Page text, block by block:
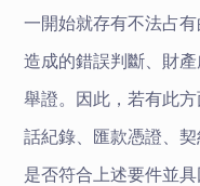
一開始就存有不法占
造成的錯誤判斷、財
舉證。因此，若有此
話紀錄、匯款憑證、
是否符合上述要件並具